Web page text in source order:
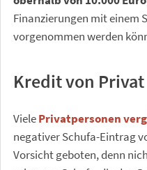
Finanzierungen mit einem
vorgenommen werden
Kredit von Privat
VielePrivatpersonen
negativer Schufa-Eintrag
Vorsicht geboten, denn